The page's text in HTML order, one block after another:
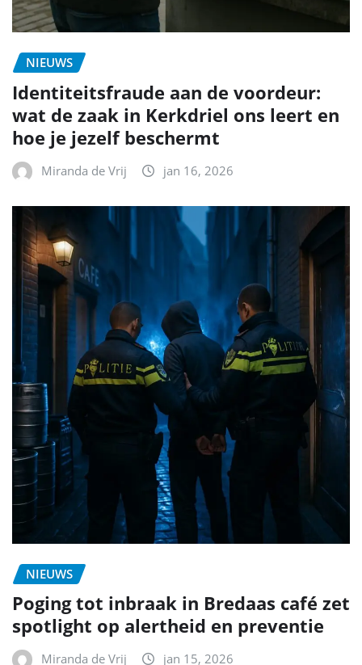
NIEUWS
Identiteitsfraude aan de voordeur:
wat de zaak in Kerkdriel ons leert en
hoe je jezelf beschermt
Miranda de Vrij jan 16, 2026
NIEUWS
Poging tot inbraak in Bredaas café zet
spotlight op alertheid en preventie
Miranda de Vrij jan 15, 2026